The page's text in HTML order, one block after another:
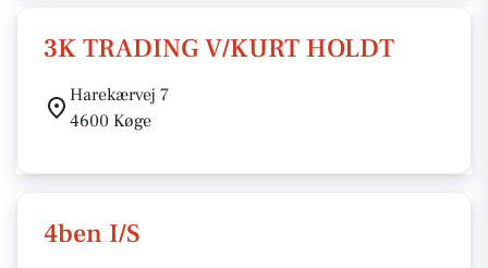
3K TRADING V/KURT HOLDT
Harekærvej 7
4600 Køge
4ben I/S